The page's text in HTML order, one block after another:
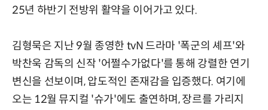
25년 하반기 전방위 활약을 이어가고 있다.
김형묵은 지난 9월 종영한 tvN 드라마 '폭군의 셰프'와
박찬욱 감독의 신작 '어쩔수가없다'를 통해 강렬한 연기
변신을 선보이며, 압도적인 존재감을 입증했다. 여기에
오는 12월 뮤지컬 '슈가'에도 출연하며, 장르를 가리지